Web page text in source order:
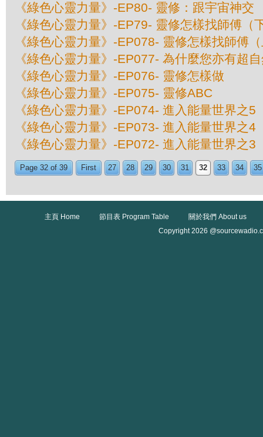
《綠色心靈力量》-EP80- 靈修：跟宇宙神交
《綠色心靈力量》-EP79- 靈修怎樣找師傅（
《綠色心靈力量》-EP078- 靈修怎樣找師傅
《綠色心靈力量》-EP077- 為什麼您亦有超
《綠色心靈力量》-EP076- 靈修怎樣做
《綠色心靈力量》-EP075- 靈修ABC
《綠色心靈力量》-EP074- 進入能量世界之5
《綠色心靈力量》-EP073- 進入能量世界之4
《綠色心靈力量》-EP072- 進入能量世界之3
Page 32 of 39 First 27 28 29 30 31 32 33 34 35
主頁 Home 節目表 Program Table
關於我們 About us
Copyright 2026